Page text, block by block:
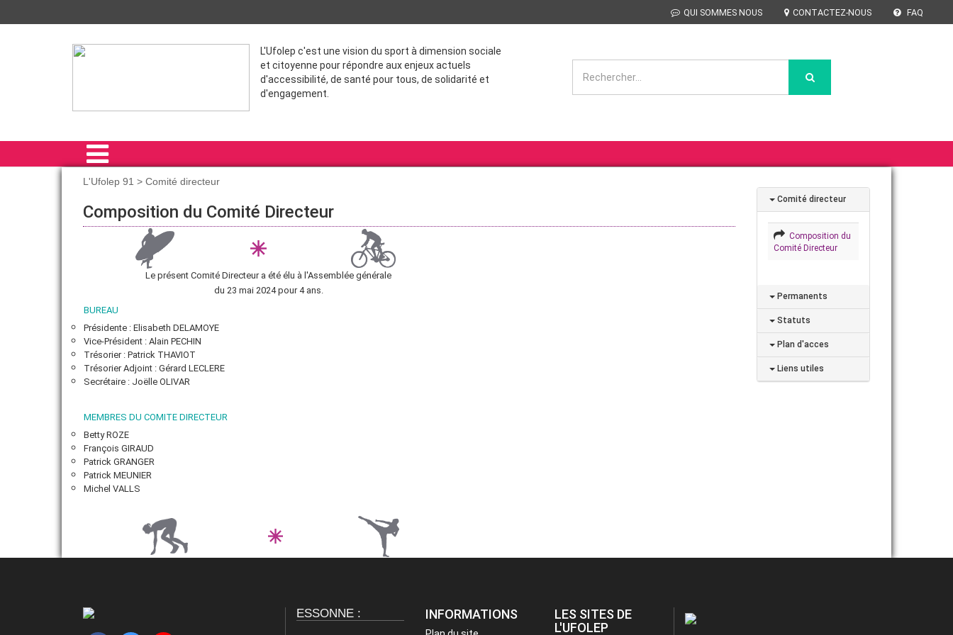
QUI SOMMES NOUS CONTACTEZ-NOUS FAQ
L'Ufolep c'est une vision du sport à dimension sociale
et citoyenne pour répondre aux enjeux actuels
d'accessibilité, de santé pour tous, de solidarité et
d'engagement.
L'UFOLEP 91
NOS ACTIONS
VIE SPORTIVE
VIE ASSOCIATIVE
ADHÉRER
L'Ufolep 91 > Comité directeur
Composition du Comité Directeur
Le présent Comité Directeur a été élu à l'Assemblée générale
du 23 mai 2024 pour 4 ans.
BUREAU
Présidente : Elisabeth DELAMOYE
Vice-Président : Alain PECHIN
Trésorier : Patrick THAVIOT
Trésorier Adjoint : Gérard LECLERE
Secrétaire : Joëlle OLIVAR
MEMBRES DU COMITE DIRECTEUR
Betty ROZE
François GIRAUD
Patrick GRANGER
Patrick MEUNIER
Michel VALLS
Comité directeur
Composition du
Comité Directeur
Permanents
Statuts
Plan d'acces
Liens utiles
ESSONNE : INFORMATIONS
LES SITES DE
L'UFOLEP